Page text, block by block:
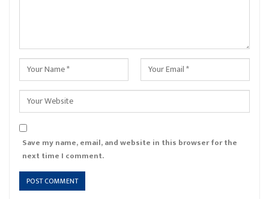
Save my name, email, and website in this browser for the
next time I comment.